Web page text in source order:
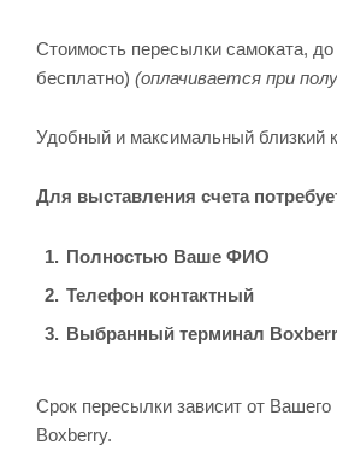
Стоимость пересылки самоката,
бесплатно) (оплачивается при
Удобный и максимальный близкий
Для выставления счета
Полностью Ваше ФИО
Телефон контактный
Выбранный терминал
Срок пересылки зависит от
Boxberry.